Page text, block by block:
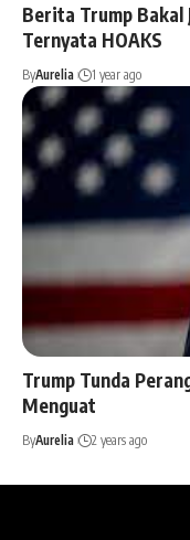
Berita Trump Bakal
Ternyata HOAKS
ByAurelia 1 year ago
Trump Tunda
Menguat
ByAurelia 2 years ago